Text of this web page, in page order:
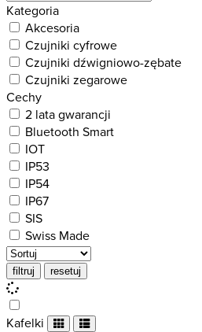
Kategoria
Akcesoria
Czujniki cyfrowe
Czujniki dźwigniowo-zębate
Czujniki zegarowe
Cechy
2 lata gwarancji
Bluetooth Smart
IOT
IP53
IP54
IP67
SIS
Swiss Made
Kafelki